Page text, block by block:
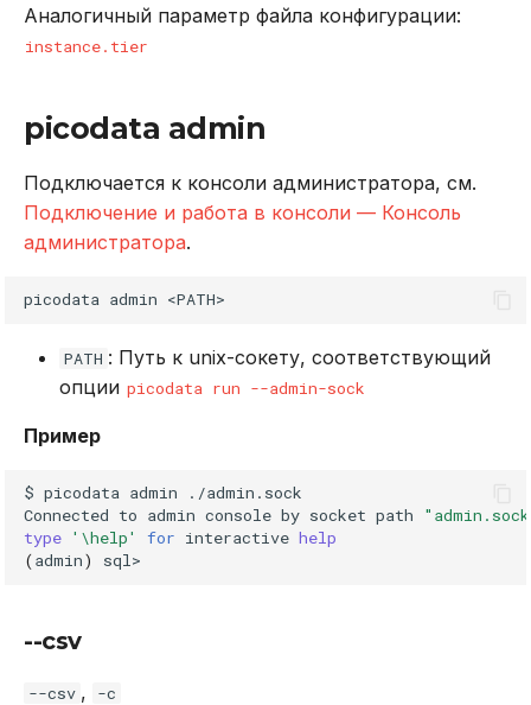
Аналогичный параметр файла конфигурации:
instance.tier
picodata admin
Подключается к консоли администратора, см.
Подключение и работа в консоли — Консоль
администратора.
picodata admin
PATH : Путь к unix-сокету, соответствующий
опции picodata run --admin-sock
Пример
$ picodata admin
./admin.sock
Connected to admin console by socket path
type '\help' for interactive help
(admin)
--csv
--csv , -c